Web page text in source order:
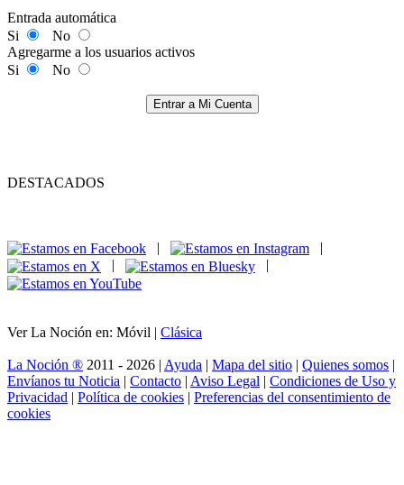
Entrada automática
Si
No
Agregarme a los usuarios activos
Si
No
Entrar a Mi Cuenta
DESTACADOS
|
|
|
|
Ver La Noción en: Móvil | Clásica
La Noción ® 2011 - 2026 | Ayuda | Mapa del sitio | Quienes somos |
Envíanos tu Noticia | Contacto | Aviso Legal | Condiciones de Uso y
Privacidad | Política de cookies | Preferencias del consentimiento de
cookies